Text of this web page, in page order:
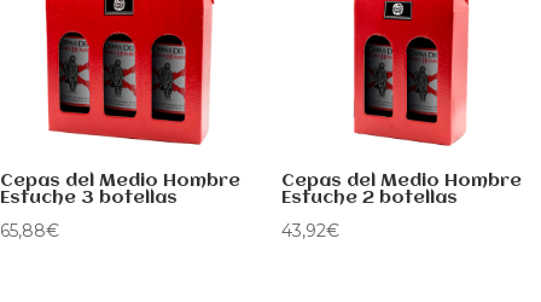
Cepas del Medio Hombre
Estuche 3 botellas
65,88€
Cepas del Medio Hombre
Estuche 2 botellas
43,92€